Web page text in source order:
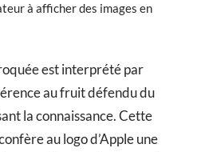
à afficher des images en
est interprété par
au fruit défendu du
la connaissance. Cette
au logo d’Apple une